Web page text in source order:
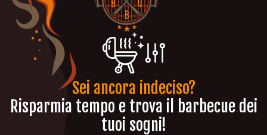
Sei ancora indeciso?
Risparmia tempo e trova il barbecue dei
tuoi sogni!